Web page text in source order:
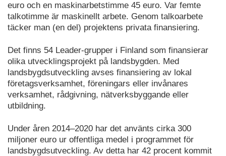
euro och en maskinarbetstimme 45 euro. Var femte
talkotimme är maskinellt arbete. Genom talkoarbete
täcker man (en del) projektens privata finansiering.
Det finns 54 Leader-grupper i Finland som finansierar
olika utvecklingsprojekt på landsbygden. Med
landsbygdsutveckling avses finansiering av lokal
företagsverksamhet, föreningars eller invånares
verksamhet, rådgivning, nätverksbyggande eller
utbildning.
Under åren 2014–2020 har det använts cirka 300
miljoner euro ur offentliga medel i programmet för
landsbygdsutveckling. Av detta har 42 procent kommit